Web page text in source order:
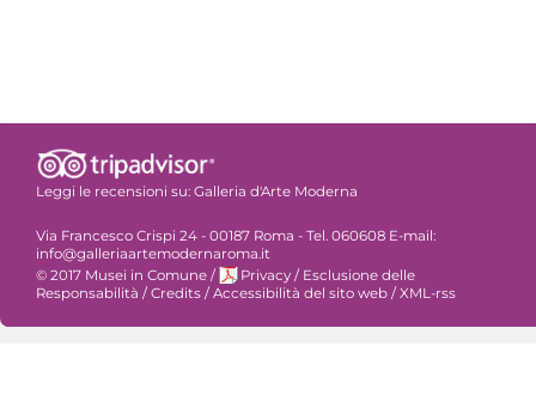
Leggi le recensioni su: Galleria d'Arte Moderna
Via Francesco Crispi 24 - 00187 Roma - Tel. 060608 E-mail:
info@galleriaartemodernaroma.it
© 2017 Musei in Comune / Privacy / Esclusione delle
Responsabilità / Credits / Accessibilità del sito web / XML-rss